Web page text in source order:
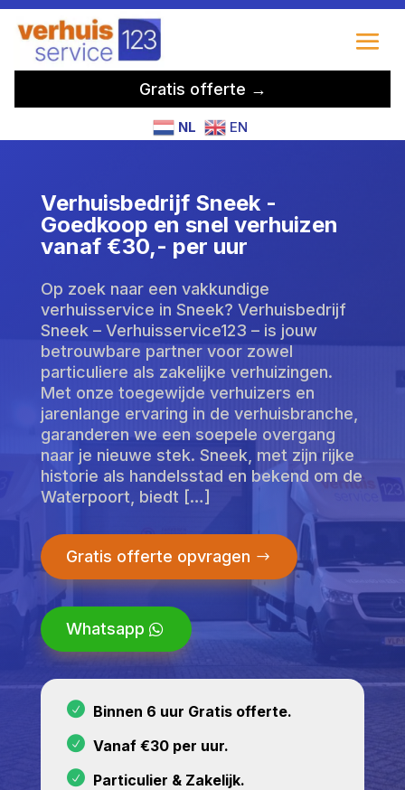
Gratis offerte →
NL EN
Verhuisbedrijf Sneek -
Goedkoop en snel verhuizen
vanaf €30,- per uur
Op zoek naar een vakkundige
verhuisservice in Sneek? Verhuisbedrijf
Sneek – Verhuisservice123 – is jouw
betrouwbare partner voor zowel
particuliere als zakelijke verhuizingen.
Met onze toegewijde verhuizers en
jarenlange ervaring in de verhuisbranche,
garanderen we een soepele overgang
naar je nieuwe stek. Sneek, met zijn rijke
historie als handelsstad en bekend om de
Waterpoort, biedt […]
Gratis offerte opvragen
Whatsapp
Binnen 6 uur Gratis offerte.
Vanaf €30 per uur.
Particulier & Zakelijk.